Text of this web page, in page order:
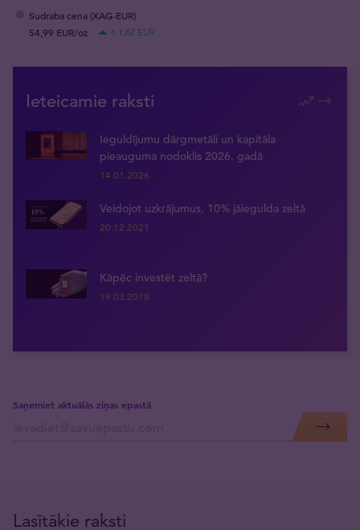
Sudraba cena (XAG-EUR)
54,99 EUR/oz
+ 1,62 EUR
Ieteicamie raksti
Ieguldījumu dārgmetāli un kapitāla
pieauguma nodoklis 2026. gadā
14.01.2026
Veidojot uzkrājumus, 10% jāiegulda zeltā
20.12.2021
Kāpēc investēt zeltā?
19.03.2018
Saņemiet aktuālās ziņas epastā
Lasītākie raksti